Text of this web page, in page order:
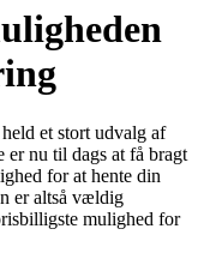
et stort udvalg af
er nu til dags at få bragt
for at hente din
er altså vældig
mulighed for